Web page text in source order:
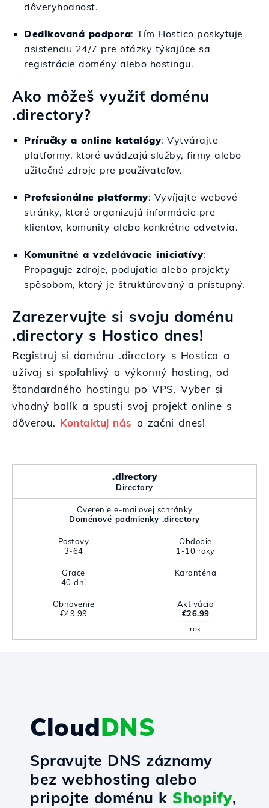
dôveryhodnosť.
Dedikovaná podpora: Tím Hostico poskytuje
asistenciu 24/7 pre otázky týkajúce sa
registrácie domény alebo hostingu.
Ako môžeš využiť doménu
.directory?
Príručky a online katalógy: Vytvárajte
platformy, ktoré uvádzajú služby, firmy alebo
užitočné zdroje pre používateľov.
Profesionálne platformy: Vyvíjajte webové
stránky, ktoré organizujú informácie pre
klientov, komunity alebo konkrétne odvetvia.
Komunitné a vzdelávacie iniciatívy:
Propaguje zdroje, podujatia alebo projekty
spôsobom, ktorý je štruktúrovaný a prístupný.
Zarezervujte si svoju doménu
.directory s Hostico dnes!
Registruj si doménu .directory s Hostico a
užívaj si spoľahlivý a výkonný hosting, od
štandardného hostingu po VPS. Vyber si
vhodný balík a spusti svoj projekt online s
dôverou. Kontaktuj nás a začni dnes!
.directory
Directory
Overenie e-mailovej schránky
Doménové podmienky .directory
Postavy
3-64
Obdobie
1-10 roky
Grace
40 dni
Karanténa
-
Obnovenie
€49.99
Aktivácia
€26.99
rok
CloudDNS
Spravujte DNS záznamy
bez webhosting alebo
pripojte doménu k Shopify,